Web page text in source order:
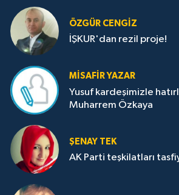
ÖZGÜR CENGIZ
İŞKUR'dan rezil proje!
MISAFIR YAZAR
Yusuf kardeşimizle
Muharrem Özkaya
ŞENAY TEK
AK Parti teşkilatları